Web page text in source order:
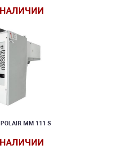
НАЛИЧИИ
MM 111 S
НАЛИЧИИ